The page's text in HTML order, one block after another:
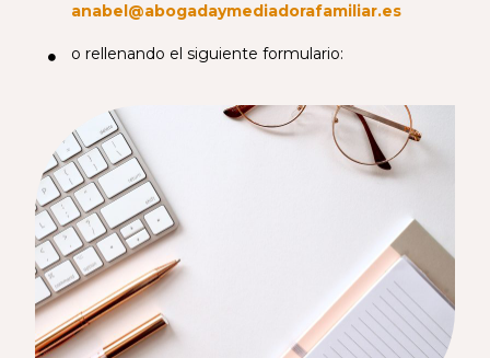
anabel@abogadaymediadorafamiliar.es
o rellenando el siguiente formulario: